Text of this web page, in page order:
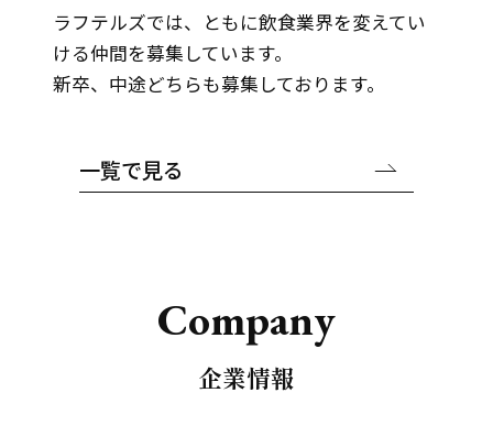
ラフテルズでは、ともに飲食業界を変えてい
ける仲間を募集しています。
新卒、中途どちらも募集しております。
一覧で見る
Company
企業情報